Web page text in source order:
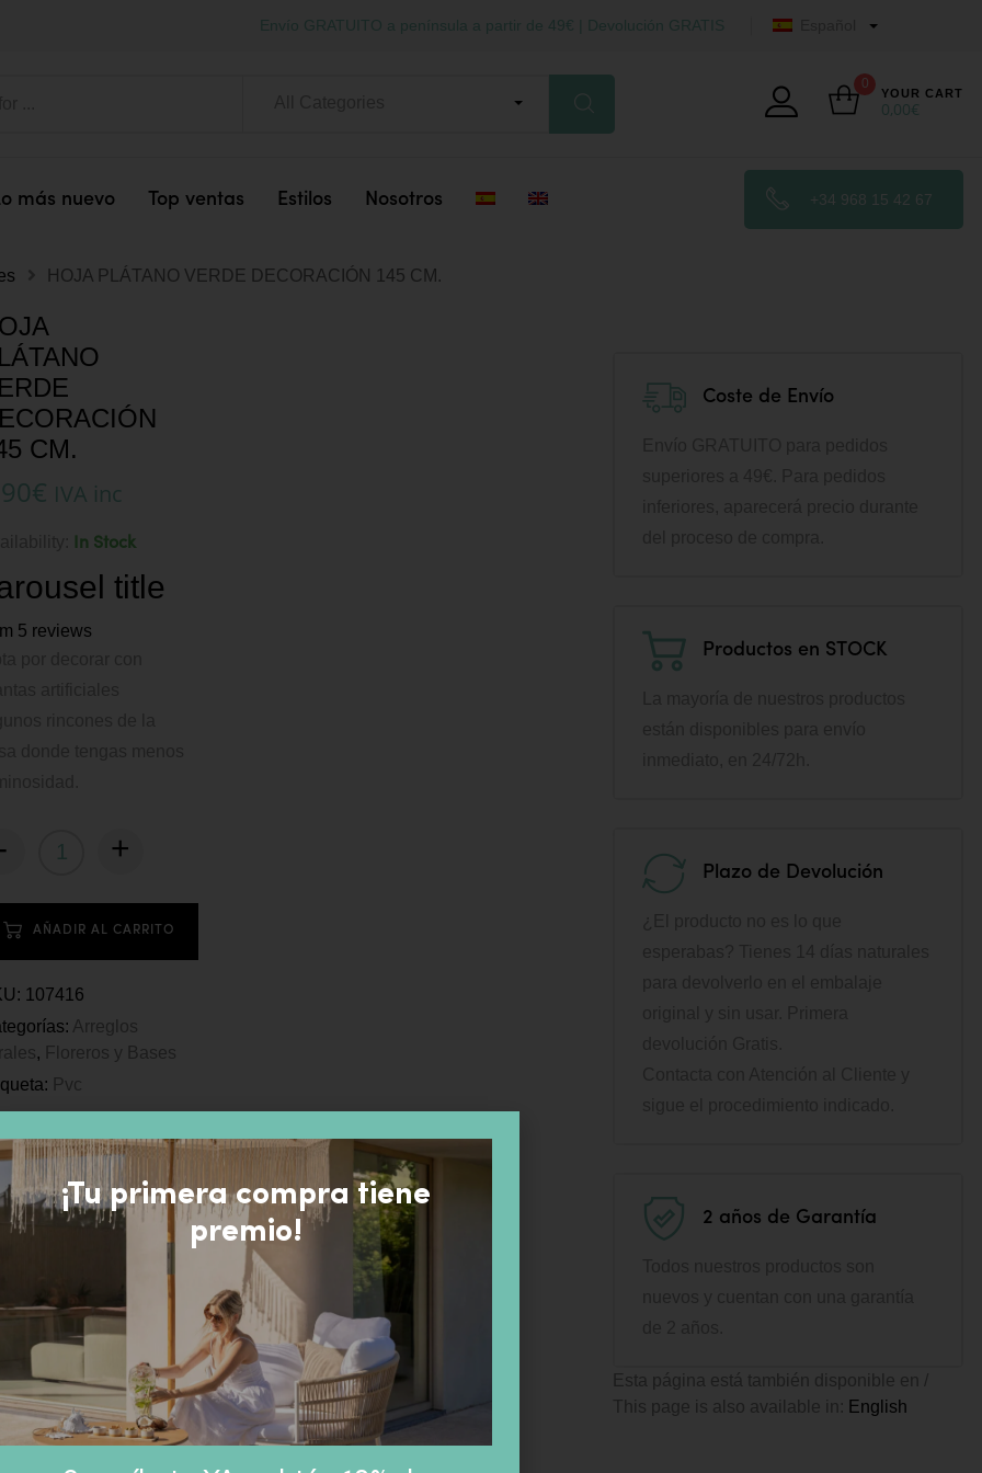
Envío GRATUITO a península a partir de 49€ | Devolución GRATIS
0
YOUR CART
0,00€
más nuevo Top ventas Estilos Nosotros +34 968 15 42 67
HOJA PLÁTANO VERDE DECORACIÓN 145 CM.
CM.
€ IVA inc
In Stock
title
5 reviews
+
AÑADIR AL CARRITO
107416
Arreglos
, Floreros y Bases
Pvc
Coste de Envío
Productos en STOCK
Plazo de Devolución
2 años de Garantía
Esta página está también disponible en /
This page is also available in: English
¡Tu primera compra tiene
premio!